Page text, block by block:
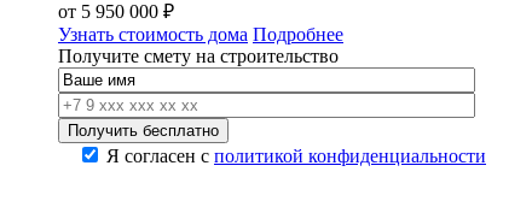
от 5 950 000 ₽
Узнать стоимость дома Подробнее
Получите смету на строительство
Я согласен с политикой конфиденциальности